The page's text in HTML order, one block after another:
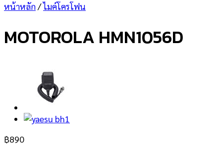
หน้าหลัก/ไมค์โครโฟน
MOTOROLA HMN1056D
฿890